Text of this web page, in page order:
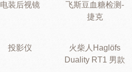
电装后视镜
飞斯豆血糖检测-
捷克
投影仪
火柴人Haglöfs
Duality RT1 男款